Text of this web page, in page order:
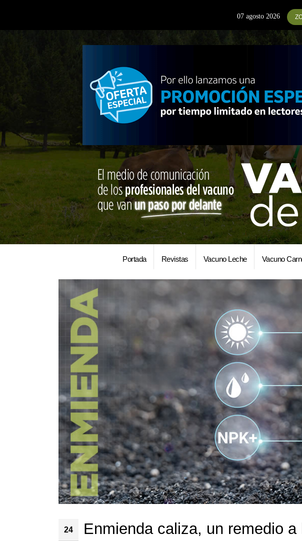
07 agosto 2026
Portada Revistas Vacuno Leche Vacuno
24 Enmienda caliza, un remedio